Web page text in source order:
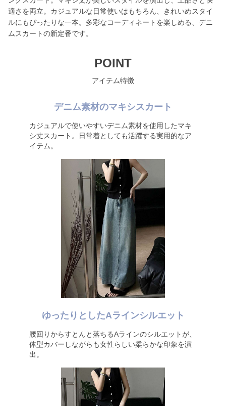
適さを両立。カジュアルな日常使いはもちろん、きれいめスタイ
ルにもぴったりな一本。多彩なコーディネートを楽しめる、デニ
ムスカートの新定番です。
POINT
アイテム特徴
デニム素材のマキシスカート
カジュアルで使いやすいデニム素材を使用したマキ
シ丈スカート。日常着としても活躍する実用的なア
イテム。
ゆったりとしたAラインシルエット
腰回りからすとんと落ちるAラインのシルエットが、
体型カバーしながらも女性らしい柔らかな印象を演
出。